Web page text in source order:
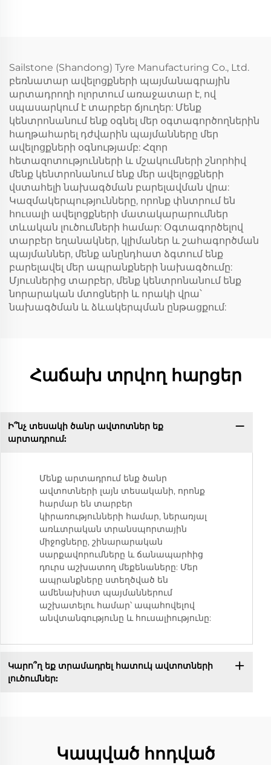
Sailstone (Shandong) Tyre Manufacturing Co., Ltd.
բեռնատար ավելոցքների պայմանագրային
արտադրողի ոլորտում առաջատար է, ով
սպասարկում է տարբեր ճյուղեր: Մենք
կենտրոնանում ենք օգնել մեր օգտագործողներին
հաղթահարել դժվարին պայմանները մեր
ավելոցքների օգնությամբ: Հզոր
հետազոտությունների և մշակումների շնորհիվ
մենք կենտրոնանում ենք մեր ավելոցքների
վստահելի նախագծման բարելավման վրա:
Կազմակերպությունները, որոնք փնտրում են
հուսալի ավելոցքների մատակարարումներ
տևական լուծումների համար: Օգտագործելով
տարբեր եղանակներ, կլիմաներ և շահագործման
պայմաններ, մենք անընդհատ ձգտում ենք
բարելավել մեր ապրանքների նախագծումը:
Մյուսներից տարբեր, մենք կենտրոնանում ենք
նորարական մտոցների և որակի վրա՝
նախագծման և ձևակերպման ընթացքում:
Հաճախ տրվող հարցեր
Ի՞նչ տեսակի ծանր ավտոտներ եք
արտադրում:
Մենք արտադրում ենք ծանր
ավտոտների լայն տեսականի, որոնք
հարմար են տարբեր
կիրառությունների համար, ներառյալ
առևտրական տրանսպորտային
միջոցները, շինարարական
սարքավորումները և ճանապարհից
դուրս աշխատող մեքենաները: Մեր
ապրանքները ստեղծված են
ամենախիստ պայմաններում
աշխատելու համար՝ ապահովելով
անվտանգությունը և հուսալիությունը:
Կարո՞ղ եք տրամադրել հատուկ ավտոտների
լուծումներ:
Կապված հոդված